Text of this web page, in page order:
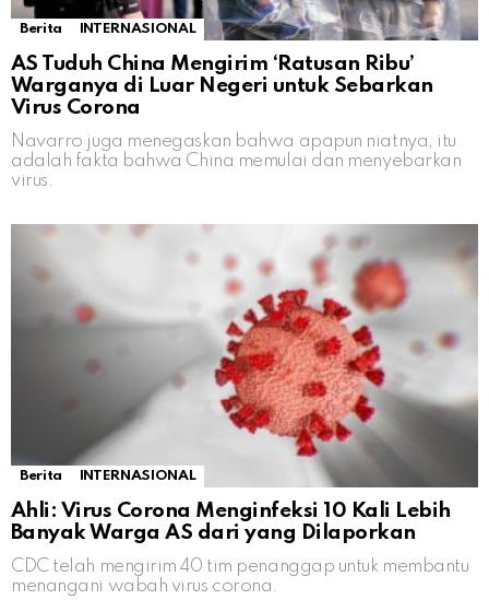
Berita INTERNASIONAL
AS Tuduh China Mengirim ‘Ratusan Ribu’
Warganya di Luar Negeri untuk Sebarkan
Virus Corona
Navarro juga menegaskan bahwa apapun niatnya, itu
adalah fakta bahwa China memulai dan menyebarkan
virus.
Berita INTERNASIONAL
Ahli: Virus Corona Menginfeksi 10 Kali Lebih
Banyak Warga AS dari yang Dilaporkan
CDC telah mengirim 40 tim penanggap untuk membantu
menangani wabah virus corona.